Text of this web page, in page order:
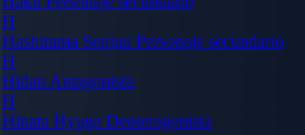
H
Hashirama Senjuu Personaje secundario
H
Hidan Antagonista
H
Hinata Hyuga Deuteragonista